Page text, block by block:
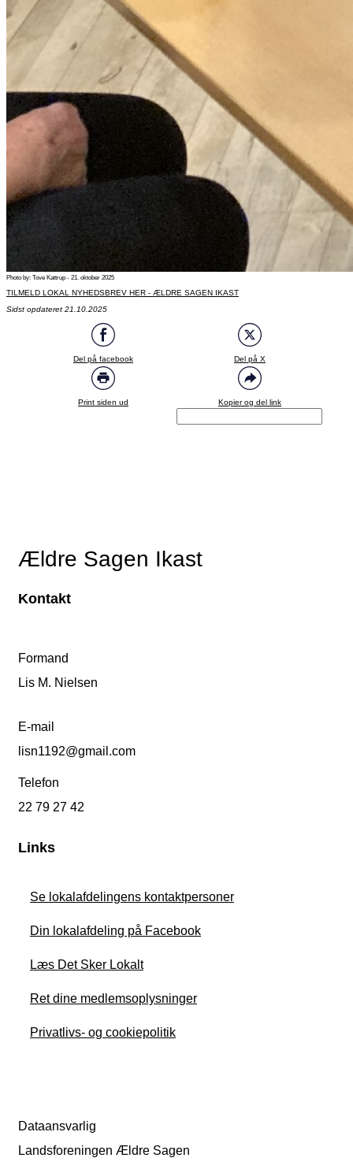
Photo by: Tove Kattrup - 21. oktober 2025
TILMELD LOKAL NYHEDSBREV HER - ÆLDRE SAGEN IKAST
Sidst opdateret 21.10.2025
Del på facebook Del på X
Print siden ud Kopier og del link
Ældre Sagen Ikast
Kontakt
Formand
Lis M. Nielsen
E-mail
lisn1192@gmail.com
Telefon
22 79 27 42
Links
Se lokalafdelingens kontaktpersoner
Din lokalafdeling på Facebook
Læs Det Sker Lokalt
Ret dine medlemsoplysninger
Privatlivs- og cookiepolitik
Dataansvarlig
Landsforeningen Ældre Sagen